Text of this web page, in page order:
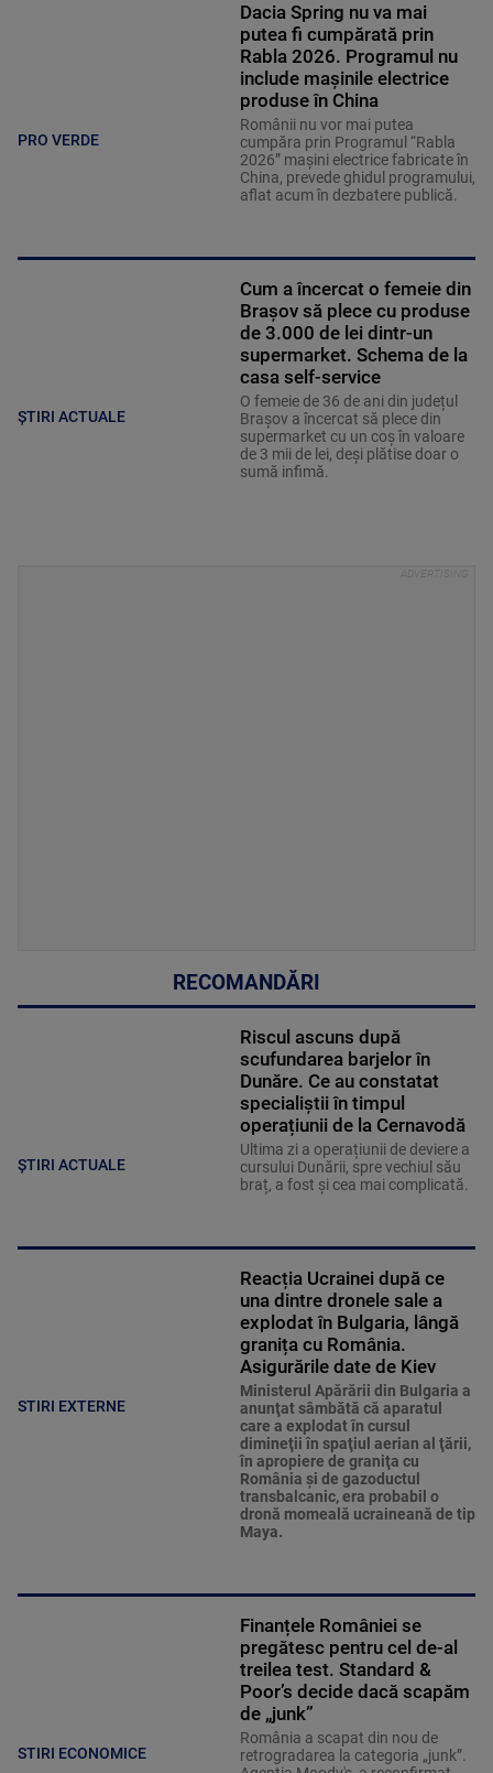
PRO VERDE
Dacia Spring nu va mai
putea fi cumpărată prin
Rabla 2026. Programul nu
include mașinile electrice
produse în China
Românii nu vor mai putea
cumpăra prin Programul “Rabla
2026” mașini electrice fabricate în
China, prevede ghidul programului,
aflat acum în dezbatere publică.
ȘTIRI ACTUALE
Cum a încercat o femeie din
Brașov să plece cu produse
de 3.000 de lei dintr-un
supermarket. Schema de la
casa self-service
O femeie de 36 de ani din județul
Brașov a încercat să plece din
supermarket cu un coș în valoare
de 3 mii de lei, deși plătise doar o
sumă infimă.
RECOMANDĂRI
ȘTIRI ACTUALE
Riscul ascuns după
scufundarea barjelor în
Dunăre. Ce au constatat
specialiștii în timpul
operațiunii de la Cernavodă
Ultima zi a operațiunii de deviere a
cursului Dunării, spre vechiul său
braț, a fost și cea mai complicată.
STIRI EXTERNE
Reacția Ucrainei după ce
una dintre dronele sale a
explodat în Bulgaria, lângă
granița cu România.
Asigurările date de Kiev
Ministerul Apărării din Bulgaria a
anunţat sâmbătă că aparatul
care a explodat în cursul
dimineţii în spaţiul aerian al ţării,
în apropiere de graniţa cu
România şi de gazoductul
transbalcanic, era probabil o
dronă momeală ucraineană de tip
Maya.
STIRI ECONOMICE
Finanțele României se
pregătesc pentru cel de-al
treilea test. Standard &
Poor’s decide dacă scapăm
de „junk”
România a scapat din nou de
retrogradarea la categoria „junk”.